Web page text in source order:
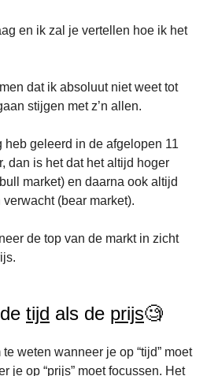
en ik zal je vertellen hoe ik het
dat ik absoluut niet weet tot
stijgen met z’n allen.
heb geleerd in de afgelopen 11
dan is het dat het altijd hoger
market) en daarna ook altijd
(bear market).
de top van de markt in zicht
tijd als de prijs🧐
weten wanneer je op “tijd” moet
je op “prijs” moet focussen. Het